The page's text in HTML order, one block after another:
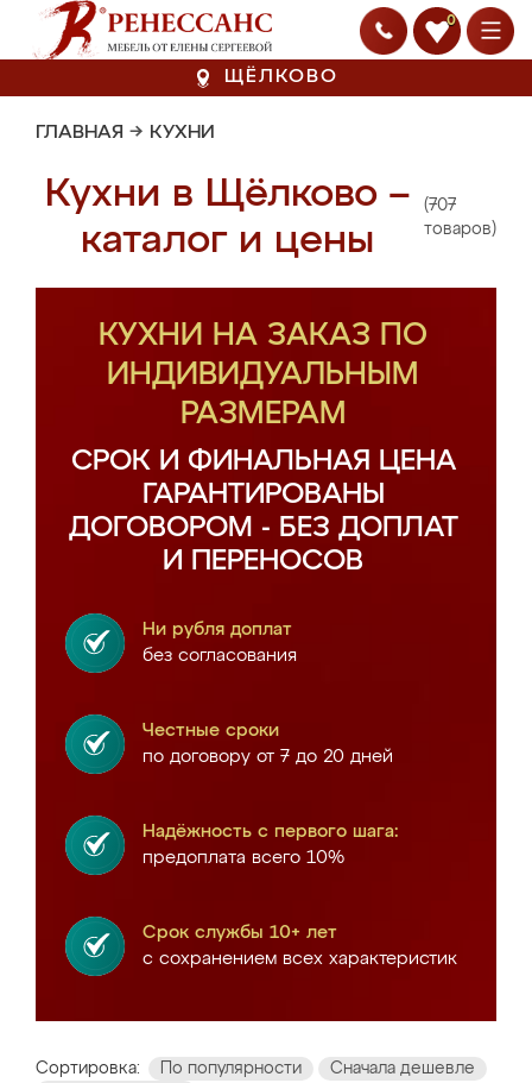
0
ЩЁЛКОВО
ГЛАВНАЯ → КУХНИ
Кухни в Щёлково –
каталог и цены
(707
товаров)
КУХНИ НА ЗАКАЗ ПО
ИНДИВИДУАЛЬНЫМ
РАЗМЕРАМ
СРОК И ФИНАЛЬНАЯ ЦЕНА
ГАРАНТИРОВАНЫ
ДОГОВОРОМ - БЕЗ ДОПЛАТ
И ПЕРЕНОСОВ
Ни рубля доплат
без согласования
Честные сроки
по договору от 7 до 20 дней
Надёжность с первого шага:
предоплата всего 10%
Срок службы 10+ лет
с сохранением всех характеристик
Сортировка: По популярности
Сначала дешевле